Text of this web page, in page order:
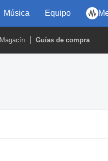
Música Equipo
Magacín Guías de compra